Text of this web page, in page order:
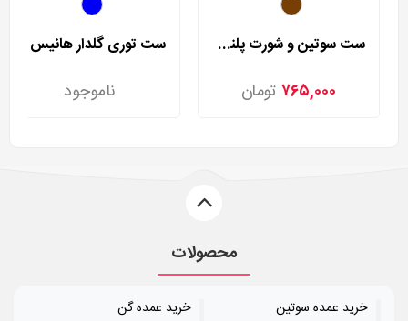
ست سوتین و شورت پلنگی رزا مدل 9507
۷۶۵,۰۰۰ تومان ناموجود
محصولات
خرید عمده سوتین
خرید عمده گن